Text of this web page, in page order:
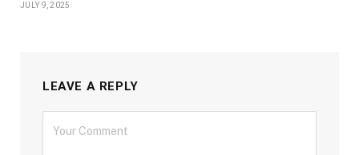
JULY 9, 2025
LEAVE A REPLY